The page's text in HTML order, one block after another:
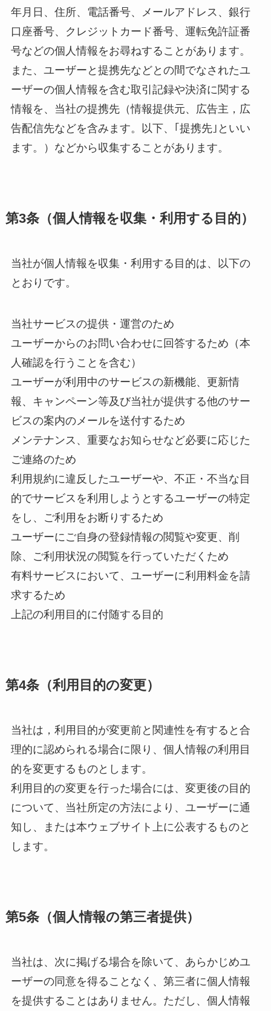
年月日、住所、電話番号、メールアドレス、銀行
口座番号、クレジットカード番号、運転免許証番
号などの個人情報をお尋ねすることがあります。
また、ユーザーと提携先などとの間でなされたユ
ーザーの個人情報を含む取引記録や決済に関する
情報を、当社の提携先（情報提供元、広告主，広
告配信先などを含みます。以下、｢提携先｣といい
ます。）などから収集することがあります。
第3条（個人情報を収集・利用する目的）
当社が個人情報を収集・利用する目的は、以下の
とおりです。
当社サービスの提供・運営のため
ユーザーからのお問い合わせに回答するため（本
人確認を行うことを含む）
ユーザーが利用中のサービスの新機能、更新情
報、キャンペーン等及び当社が提供する他のサー
ビスの案内のメールを送付するため
メンテナンス、重要なお知らせなど必要に応じた
ご連絡のため
利用規約に違反したユーザーや、不正・不当な目
的でサービスを利用しようとするユーザーの特定
をし、ご利用をお断りするため
ユーザーにご自身の登録情報の閲覧や変更、削
除、ご利用状況の閲覧を行っていただくため
有料サービスにおいて、ユーザーに利用料金を請
求するため
上記の利用目的に付随する目的
第4条（利用目的の変更）
当社は，利用目的が変更前と関連性を有すると合
理的に認められる場合に限り、個人情報の利用目
的を変更するものとします。
利用目的の変更を行った場合には、変更後の目的
について、当社所定の方法により、ユーザーに通
知し、または本ウェブサイト上に公表するものと
します。
第5条（個人情報の第三者提供）
当社は、次に掲げる場合を除いて、あらかじめユ
ーザーの同意を得ることなく、第三者に個人情報
を提供することはありません。ただし、個人情報